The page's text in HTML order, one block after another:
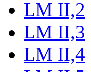
LM II,2
LM II,3
LM II,4